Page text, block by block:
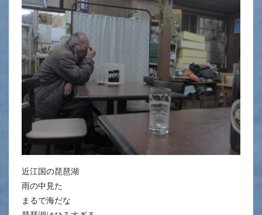
近江国の琵琶湖
雨の中見た
まるで海だな